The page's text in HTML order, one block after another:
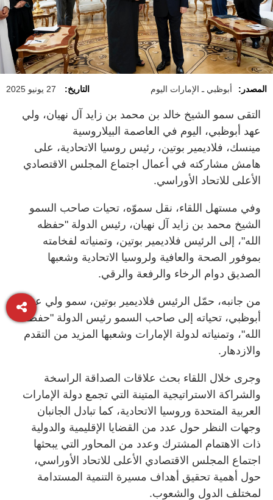
المصدر: أبوظبي ـ الإمارات اليوم التاريخ: 27 يونيو 2025
التقى سمو الشيخ خالد بن محمد بن زايد آل نهيان، ولي
عهد أبوظبي، اليوم في العاصمة البيلاروسية
مينسك، فلاديمير بوتين، رئيس روسيا الاتحادية، على
هامش مشاركته في أعمال اجتماع المجلس الاقتصادي
الأعلى للاتحاد الأوراسي.
وفي مستهل اللقاء، نقل سموّه، تحيات صاحب السمو
الشيخ محمد بن زايد آل نهيان، رئيس الدولة "حفظه
الله"، إلى الرئيس فلاديمير بوتين، وتمنياته لفخامته
بموفور الصحة والعافية ولروسيا الاتحادية وشعبها
الصديق دوام الرخاء والرفعة والرقي.
من جانبه، حمّل الرئيس فلاديمير بوتين، سمو ولي عهد
أبوظبي، تحياته إلى صاحب السمو رئيس الدولة "حفظه
الله"، وتمنياته لدولة الإمارات وشعبها المزيد من التقدم
والازدهار.
وجرى خلال اللقاء بحث علاقات الصداقة الراسخة
والشراكة الاستراتيجية المتينة التي تجمع دولة الإمارات
العربية المتحدة وروسيا الاتحادية، كما تبادل الجانبان
وجهات النظر حول عدد من القضايا الإقليمية والدولية
ذات الاهتمام المشترك وعدد من المحاور التي يبحثها
اجتماع المجلس الاقتصادي الأعلى للاتحاد الأوراسي،
حول أهمية تحقيق أهداف مسيرة التنمية المستدامة
لمختلف الدول والشعوب.